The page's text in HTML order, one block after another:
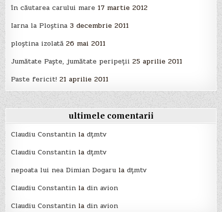
în căutarea carului mare 17 martie 2012
Iarna la Ploştina 3 decembrie 2011
ploştina izolată 26 mai 2011
Jumătate Paşte, jumătate peripeţii 25 aprilie 2011
Paste fericit! 21 aprilie 2011
ultimele comentarii
Claudiu Constantin ladțmtv
Claudiu Constantin ladțmtv
nepoata lui nea Dimian Dogaru ladțmtv
Claudiu Constantin ladin avion
Claudiu Constantin ladin avion